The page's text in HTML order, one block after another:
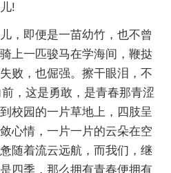
!
即便是一苗幼竹，也不曾
上一匹骏马在学海间，鞭挞
败，也倔强。擦干眼泪，不
，这是勇敢，是青春那青涩
校园的一片草地上，四肢呈
心情，一片一片的云朵在空
随着流云远航，而我们，继
四季，那么拥有青春便拥有